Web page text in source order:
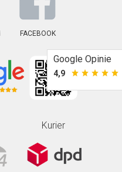
FACEBOOK
Kurier
Google Opinie
4,9